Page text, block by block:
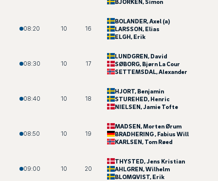
08:20 10 16
BOLANDER, Axel (a)
LARSSON, Elias
ELGH, Erik
08:30 10 17
LUNDGREN, David
SØBORG, Bjørn La Cour
SETTEMSDAL, Alexander
08:40 10 18
HJORT, Benjamin
STUREHED, Henric
NIELSEN, Jamie Tofte
08:50 10 19
MADSEN, Morten Ørum
BRADHERING, Fabius Will
KARLSEN, Tom Røed
09:00 10 20
THYSTED, Jens Kristian
AHLGREN, Wilhelm
BLOMQVIST, Erik